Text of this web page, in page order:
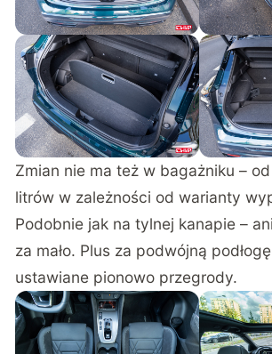
Zmian nie ma też w bagażniku –
litrów w zależności od warianty
Podobnie jak na tylnej kanapie –
za mało. Plus za podwójną
ustawiane pionowo przegrody.